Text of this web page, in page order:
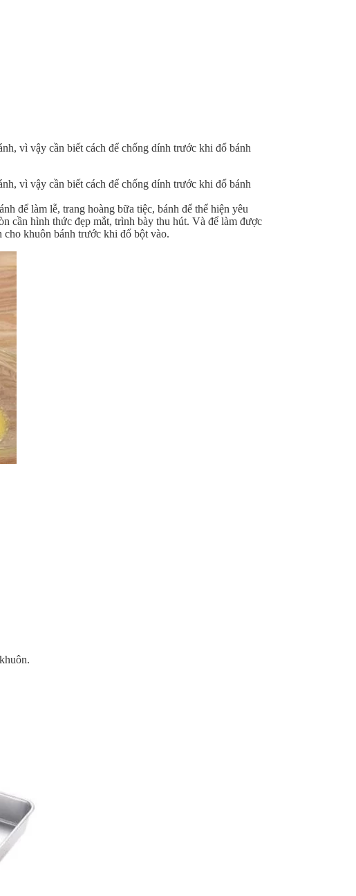
vì vậy cần biết cách để chống dính trước khi đổ bánh
vì vậy cần biết cách để chống dính trước khi đổ bánh
để làm lễ, trang hoàng bữa tiệc, bánh để thể hiện yêu
cần hình thức đẹp mắt, trình bày thu hút. Và để làm được
khuôn bánh trước khi đổ bột vào.